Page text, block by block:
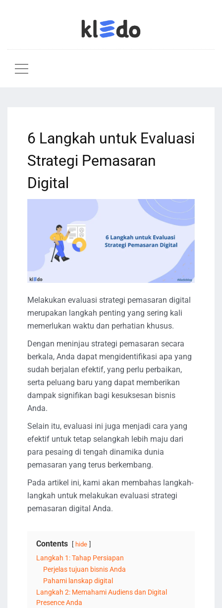
6 Langkah untuk Evaluasi
Strategi Pemasaran
Digital
Melakukan evaluasi strategi pemasaran digital
merupakan langkah penting yang sering kali
memerlukan waktu dan perhatian khusus.
Dengan meninjau strategi pemasaran secara
berkala, Anda dapat mengidentifikasi apa yang
sudah berjalan efektif, yang perlu perbaikan,
serta peluang baru yang dapat memberikan
dampak signifikan bagi kesuksesan bisnis
Anda.
Selain itu, evaluasi ini juga menjadi cara yang
efektif untuk tetap selangkah lebih maju dari
para pesaing di tengah dinamika dunia
pemasaran yang terus berkembang.
Pada artikel ini, kami akan membahas langkah-
langkah untuk melakukan evaluasi strategi
pemasaran digital Anda.
Contents hide
Langkah 1: Tahap Persiapan
Perjelas tujuan bisnis Anda
Pahami lanskap digital
Langkah 2: Memahami Audiens dan Digital
Presence Anda